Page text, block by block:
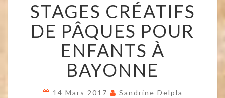
CRÉATIFS
DE
PÂQUES
POUR
ENFANTS
À
BAYONNE
STAGES CRÉATIFS
DE PÂQUES POUR
ENFANTS À
BAYONNE
14 Mars 2017 Sandrine Delpla